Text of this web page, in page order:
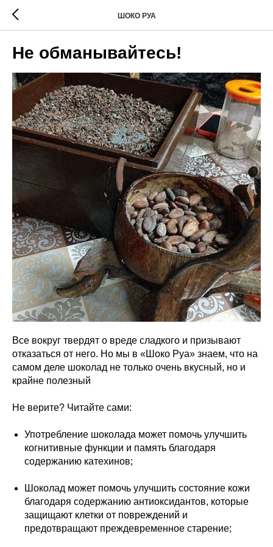
ШОКО РУА
Не обманывайтесь!
Все вокруг твердят о вреде сладкого и призывают
отказаться от него. Но мы в «Шоко Руа» знаем, что на
самом деле шоколад не только очень вкусный, но и
крайне полезный
Не верите? Читайте сами:
Употребление шоколада может помочь улучшить
когнитивные функции и память благодаря
содержанию катехинов;
Шоколад может помочь улучшить состояние кожи
благодаря содержанию антиоксидантов, которые
защищают клетки от повреждений и
предотвращают преждевременное старение;